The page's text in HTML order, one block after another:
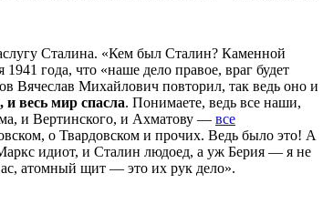
Сталина. «Кем был Сталин? Каменной
года, что «наше дело правое, враг будет
Вячеслав Михайлович повторил, так ведь оно и
и весь мир спасла. Понимаете, ведь все наши,
и Вертинского, и Ахматову — все
о Твардовском и прочих. Ведь было это! А
идиот, и Сталин людоед, а уж Берия — я не
атомный щит — это их рук дело».